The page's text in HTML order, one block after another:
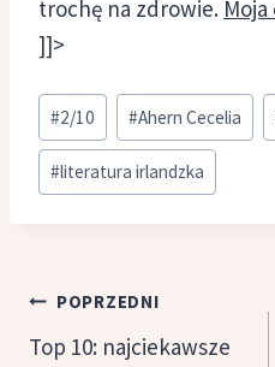
trochę na zdrowie.
]]>
Tagi
wpisu:
#2/10 #Ahern Cecelia
#literatura irlandzka
Nawigacja
wpisu
POPRZEDNI
Top 10: najciekawsze